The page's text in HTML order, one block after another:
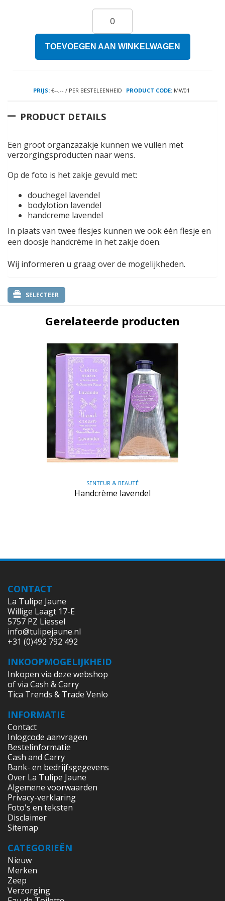
TOEVOEGEN AAN WINKELWAGEN
PRIJS:€--,-- / PER BESTELEENHEID PRODUCT CODE:MW01
PRODUCT DETAILS
Een groot organzazakje kunnen we vullen met
verzorgingsproducten naar wens.
Op de foto is het zakje gevuld met:
douchegel lavendel
bodylotion lavendel
handcreme lavendel
In plaats van twee flesjes kunnen we ook één flesje en
een doosje handcrème in het zakje doen.
Wij informeren u graag over de mogelijkheden.
SELECTEER
Gerelateerde producten
SENTEUR & BEAUTÉ
Handcrème lavendel
CONTACT
La Tulipe Jaune
Willige Laagt 17-E
5757 PZ Liessel
info@tulipejaune.nl
+31 (0)492 792 492
INKOOPMOGELIJKHEID
Inkopen via deze webshop
of via Cash & Carry
Tica Trends & Trade Venlo
INFORMATIE
Contact
Inlogcode aanvragen
Bestelinformatie
Cash and Carry
Bank- en bedrijfsgegevens
Over La Tulipe Jaune
Algemene voorwaarden
Privacy-verklaring
Foto's en teksten
Disclaimer
Sitemap
CATEGORIEËN
Nieuw
Merken
Zeep
Verzorging